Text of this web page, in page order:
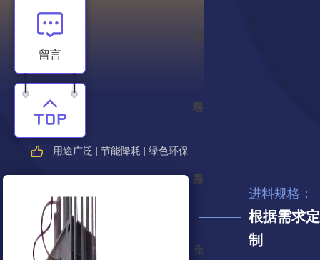
心
服
务
司
简
介
联
系
我
用途广泛 | 节能降耗 | 绿色环保
进料规格：
根据需求定
制
留言